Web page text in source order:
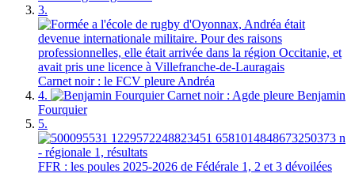
3.
Carnet noir : le FCV pleure Andréa
4.
Carnet noir : Agde pleure Benjamin
Fourquier
5.
FFR : les poules 2025-2026 de Fédérale 1, 2 et 3 dévoilées